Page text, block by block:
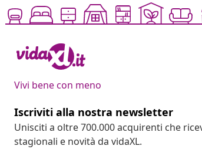
Vivi bene con meno
Iscriviti alla nostra newsletter
Unisciti a oltre 700.000 acquirenti che
stagionali e novità da vidaXL.